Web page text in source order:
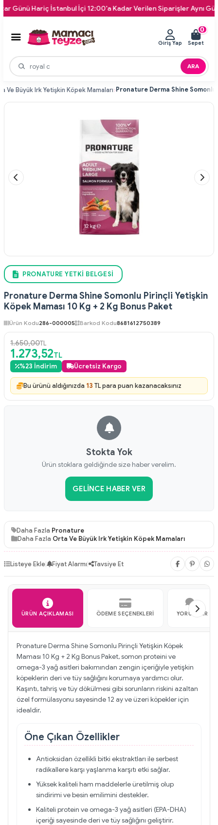
Hariç İstanbul İçi 12:00'a Kadar Verilen Siparişler Aynı Gün
ARA
Giriş Yap
0
Sepet
Ve Büyük Irk Yetişkin Köpek Mamaları
PRONATURE YETKI BELGESI
Pronature Derma Shine Somonlu Pirinçli Yetişkin
Köpek Maması 10 Kg + 2 Kg Bonus Paket
Ürün Kodu286-000005 Barkod Kodu8681612750389
1.650,00TL
1.273,52TL
%23 İndirim Ücretsiz Kargo
Bu ürünü aldığınızda 13 TL para puan kazanacaksınız
Stokta Yok
Ürün stoklara geldiğinde size haber verelim.
GELINCE HABER VER
Daha Fazla Pronature
Daha Fazla Orta Ve Büyük Irk Yetişkin Köpek Mamaları
Listeye Ekle| Fiyat Alarmı| Tavsiye Et
ÜRÜN AÇIKLAMASI ÖDEME SEÇENEKLERI YORUMLAR
Pronature Derma Shine Somonlu Pirinçli Yetişkin Köpek
Maması 10 Kg + 2 Kg Bonus Paket, somon proteini ve
omega-3 yağ asitleri bakımından zengin içeriğiyle yetişkin
köpeklerin deri ve tüy sağlığını korumaya yardımcı olur.
Kaşıntı, tahriş ve tüy dökülmesi gibi sorunların riskini azaltan
özel formülasyonu sayesinde 12 ay ve üzeri köpekler için
idealdir.
Öne Çıkan Özellikler
Antioksidan özellikli bitki ekstraktları ile serbest
radikallere karşı yaşlanma karşıtı etki sağlar.
Yüksek kaliteli ham maddelerle üretilmiş olup
sindirimi ve besin emilimini destekler.
Kaliteli protein ve omega-3 yağ asitleri (EPA-DHA)
içeriği sayesinde deri ve tüy sağlığını geliştirir.